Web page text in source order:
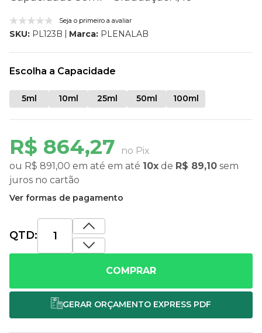
Seja o primeiro a avaliar
SKU: PL123B Marca: PLENALAB
R$ 864,27
no Pix
ou R$ 891,00 em até em até 10x de R$ 89,10 sem
juros no cartão
Ver formas de pagamento
Escolha a Capacidade
5ml 10ml 25ml 50ml 100ml
QTD:
COMPRAR